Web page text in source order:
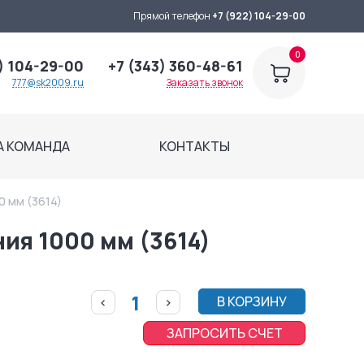
Прямой телефон +7 (922) 104-29-00
104-29-00
777@sk2009.ru
+7 (343) 360-48-61
Заказать звонок
0
КОМАНДА КОНТАКТЫ
мм (3614)
1000 мм (3614)
< > В КОРЗИНУ
ЗАПРОСИТЬ СЧЕТ